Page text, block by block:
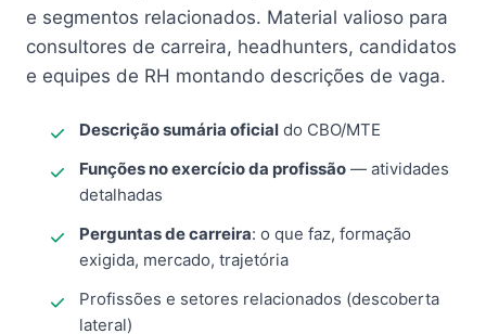
e segmentos relacionados. Material valioso para
consultores de carreira, headhunters, candidatos
e equipes de RH montando descrições de vaga.
Descrição sumária oficial do CBO/MTE
Funções no exercício da profissão — atividades
detalhadas
Perguntas de carreira: o que faz, formação
exigida, mercado, trajetória
Profissões e setores relacionados (descoberta
lateral)